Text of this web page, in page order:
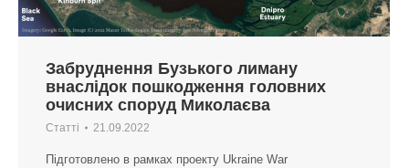
Забруднення Бузького лиману
внаслідок пошкодження головних
очисних споруд Миколаєва
Статті 21.09.2022
Підготовлено в рамках проекту Ukraine War